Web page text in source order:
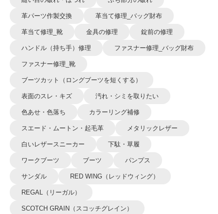
革パーツ作製交換 革当て修理_バッグ財布
革当て修理_靴 金具の修理 錠前の修理
ハンドル（持ち手）修理 ファスナー修理_バッグ財布
ファスナー修理_靴
ブーツカット（ロングブーツを短くする）
表面のスレ・キズ 汚れ・シミを取りたい
色あせ・色落ち カラーリング補修
スエード・ムートン・起毛革 メタリックレザー
白いレザースニーカー 下駄・草履
ワークブーツ ブーツ パンプス
サンダル RED WING（レッドウィング）
REGAL（リーガル）
SCOTCH GRAIN（スコッチグレイン）